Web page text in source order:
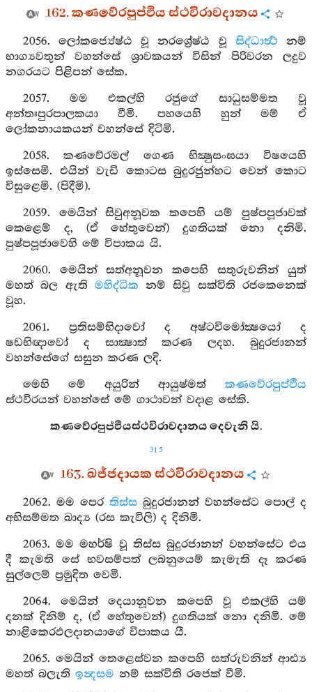
162. කණවේරපුප්ඵිය ස්ථවිරාවදානය
2056. ලෝකජ්‍යේෂ්ඨ වූ නරශ්‍රේෂ්ඨ වූ සිද්ධාර්‍ත්‍ථනම්
භාග්‍යවතුන් වහන්සේ ශ්‍රාවකයන් විසින් පිරිවරන ලදුව
නගරයට පිළිපන් සේක.
2057. මම එකල්හි රජුගේ සාධුසම්මත වූ
අන්තඃපුරපාලකයා වීමි. පහයෙහි හුන් මම් ඒ
ලෝකනායකයන් වහන්සේ දිටිමි.
2058. කණවේරමල් ගෙණ භික්‍ෂුසංඝයා විෂයෙහි
ඉස්සෙමි. එයින් වැඩි කොටස බුදුරජුන්හට වෙන් කොට
විසුළෙමි. (පිදීමි).
2059. මෙයින් සිවුඅනූවක කපෙහි යම් පුෂ්පපූජාවක්
කෙළෙම් ද, (ඒ හේතුවෙන්) දුගතියක් නො දනිමි.
පුෂ්පපූජාවෙහි මේ විපාකය යි.
2060. මෙයින් සත්අනූවන කපෙහි සතුරුවනින් යුත්
මහත් බල ඇති මහිද්ධික නම් සිවු සක්විති රජකෙනෙක්
වූහ.
2061. ප්‍රතිසම්භිදාවෝ ද අෂ්ටවිමෝක්‍ෂයෝ ද
ෂඩභිඥාවෝ ද සාක්‍ෂාත් කරණ ලදහ. බුදුරජානන්
වහන්සේගේ සසුන කරණ ලදි.
මෙහි මේ අයුරින් ආයුෂ්මත් කණවේරපුප්ඵිය
ස්ථවිරයන් වහන්සේ මේ ගාථාවන් වදාළ සේකි.
කණවේරපුප්ඵියස්ථවිරාවදානය දෙවැනි යි.
315
163. ඛජ්ජදායක ස්ථවිරාවදානය
2062. මම පෙර තිස්සබුදුරජානන් වහන්සේට පොල් ද
අභිසම්මත ඛාද්‍ය (රස කැවිලි) ද දිනිමි.
2063. මම මහර්ෂි වූ තිස්ස බුදුරජානන් වහන්සේට එය
දී කැමති සේ භවසම්පත් ලබනුයෙම් කැමැති දෑ කරණ
සුල්ලෙම් ප්‍රමුදිත වෙමි.
2064. මෙයින් දෙයානූවන කපෙහි වූ එකල්හි යම්
දනක් දිනිම් ද, (ඒ හේතුවෙන්) දුගතියක් නො දනිමි. මේ
නාළිකෙරඵලදානයාගේ විපාකය යී.
2065. මෙයින් තෙළෙස්වන කපෙහි සත්රුවනින් ආඪ්‍ය
මහත් බලැති ඉන්‍දසම නම් සක්විති රජෙක් වීමි.